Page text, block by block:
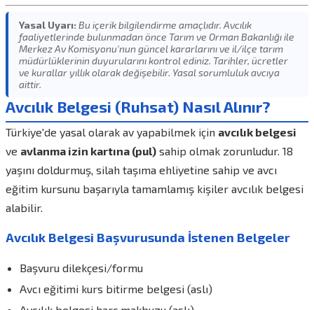
Yasal Uyarı: Bu içerik bilgilendirme amaçlıdır. Avcılık
faaliyetlerinde bulunmadan önce Tarım ve Orman Bakanlığı ile
Merkez Av Komisyonu'nun güncel kararlarını ve il/ilçe tarım
müdürlüklerinin duyurularını kontrol ediniz. Tarihler, ücretler
ve kurallar yıllık olarak değişebilir. Yasal sorumluluk avcıya
aittir.
Avcılık Belgesi (Ruhsat) Nasıl Alınır?
Türkiye'de yasal olarak av yapabilmek için avcılık belgesi
ve avlanma izin kartına (pul) sahip olmak zorunludur. 18
yaşını doldurmuş, silah taşıma ehliyetine sahip ve avcı
eğitim kursunu başarıyla tamamlamış kişiler avcılık belgesi
alabilir.
Avcılık Belgesi Başvurusunda İstenen Belgeler
Başvuru dilekçesi/formu
Avcı eğitimi kurs bitirme belgesi (aslı)